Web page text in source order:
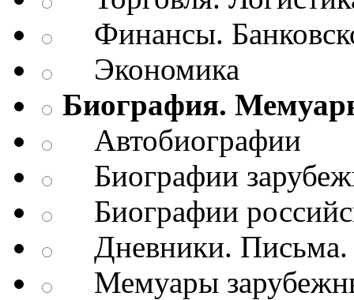
Финансы.
Экономика
Биография.
Автобиографии
Биографии
Биографии
Дневники. Письма.
Мемуары